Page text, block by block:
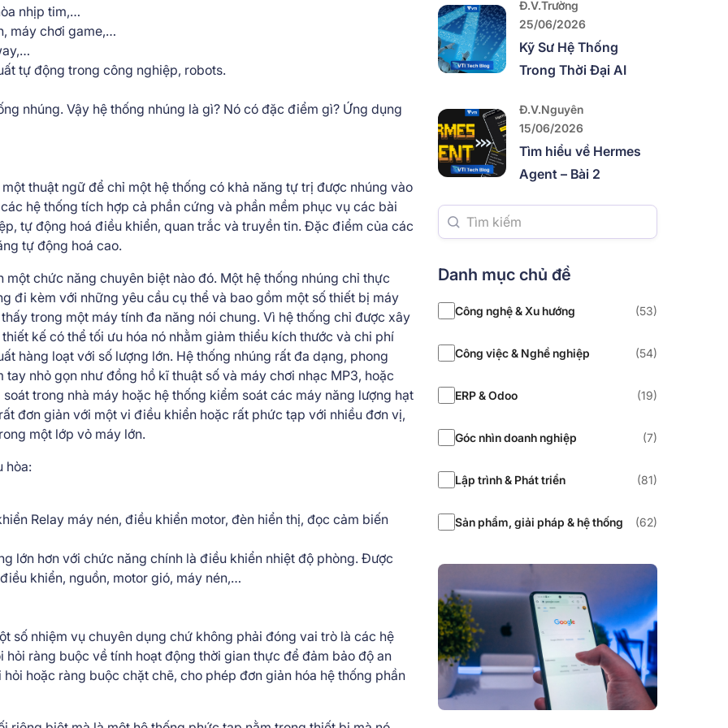
nhịp tim,…
máy chơi game,…
tự động trong công nghiệp, robots.
nhúng. Vậy hệ thống nhúng là gì? Nó có đặc điểm gì? Ứng dụng
thuật ngữ để chỉ một hệ thống có khả năng tự trị được nhúng vào
hệ thống tích hợp cả phần cứng và phần mềm phục vụ các bài
tự động hoá điều khiển, quan trắc và truyền tin. Đặc điểm của các
tự động hoá cao.
chức năng chuyên biệt nào đó. Một hệ thống nhúng chỉ thực
đi kèm với những yêu cầu cụ thể và bao gồm một số thiết bị máy
trong một máy tính đa năng nói chung. Vì hệ thống chỉ được xây
kế có thể tối ưu hóa nó nhằm giảm thiểu kích thước và chi phí
hàng loạt với số lượng lớn. Hệ thống nhúng rất đa dạng, phong
nhỏ gọn như đồng hồ kĩ thuật số và máy chơi nhạc MP3, hoặc
trong nhà máy hoặc hệ thống kiểm soát các máy năng lượng hạt
đơn giản với một vi điều khiển hoặc rất phức tạp với nhiều đơn vị,
một lớp vỏ máy lớn.
hòa:
Relay máy nén, điều khiển motor, đèn hiển thị, đọc cảm biến
lớn hơn với chức năng chính là điều khiển nhiệt độ phòng. Được
khiển, nguồn, motor gió, máy nén,…
số nhiệm vụ chuyên dụng chứ không phải đóng vai trò là các hệ
ràng buộc về tính hoạt động thời gian thực để đảm bảo độ an
hoặc ràng buộc chặt chẽ, cho phép đơn giản hóa hệ thống phần
Đ.V.Trường
25/06/2026
Kỹ Sư Hệ Thống
Trong Thời Đại AI
Đ.V.Nguyên
15/06/2026
Tìm hiểu về Hermes
Agent – Bài 2
Danh mục chủ đề
Công nghệ & Xu hướng (53)
Công việc & Nghề nghiệp (54)
ERP & Odoo (19)
Góc nhìn doanh nghiệp (7)
Lập trình & Phát triển (81)
Sản phẩm, giải pháp & hệ thống (62)